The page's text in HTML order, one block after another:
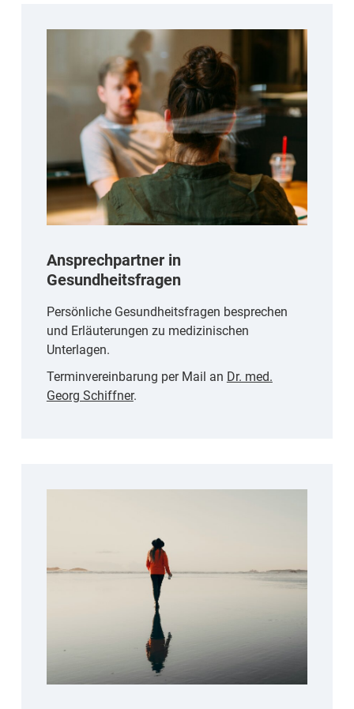
Ansprechpartner in
Gesundheitsfragen
Persönliche Gesundheitsfragen besprechen
und Erläuterungen zu medizinischen
Unterlagen.
Terminvereinbarung per Mail an Dr. med.
Georg Schiffner.